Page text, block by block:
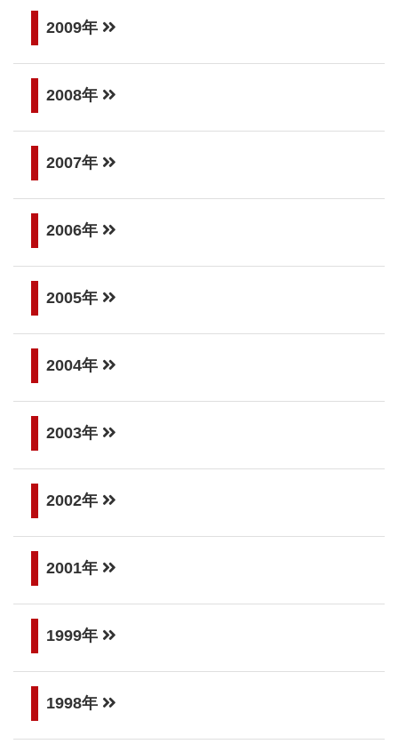
2009年
2008年
2007年
2006年
2005年
2004年
2003年
2002年
2001年
1999年
1998年